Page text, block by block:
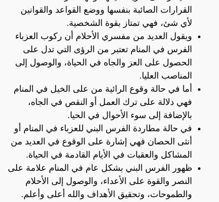
القرارات الصائبة بنفسها ووضع القواعد والقوانين
لأي شئ، فهي تمتاز بقوة الشخصية.
ويقول العديد من مفسري الأحلام أن ركوب العزباء
الفرس في المنام تعتبر من الرؤى التي تدل على
الحصول على العز والجاه في الحياة، والوصول إلى
المناصب العليا.
أما في حالة وقوع الرائية من على الخيل في المنام
فهي دلالة على ترك العمل أو النقص في الجاه،
بالإضافة إلى سوء الأحوال في الحيا.
في حالة مطاردة الفرس البني للعزباء في المنام أو
أنثى الحصان فهي إشارة على الوقوع في العديد من
المشاكل والعقبات في الأيام القادمة في الحياة.
ظهور الفرس البني بشكل عام في المنام علامة على
النصر والقوة على الأعداء، والوصول إلى الأحلام
والطموحات، وتحقيق الأهداف والله أعلى وأعلم.